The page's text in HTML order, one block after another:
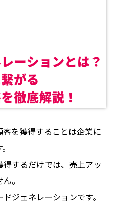
を獲得することは企業に
するだけでは、売上アッ
。
ジェネレーションです。